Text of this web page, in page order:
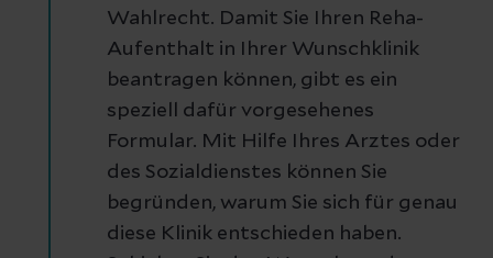
Wahlrecht. Damit Sie Ihren Reha-
Aufenthalt in Ihrer Wunschklinik
beantragen können, gibt es ein
speziell dafür vorgesehenes
Formular. Mit Hilfe Ihres Arztes oder
des Sozialdienstes können Sie
begründen, warum Sie sich für genau
diese Klinik entschieden haben.